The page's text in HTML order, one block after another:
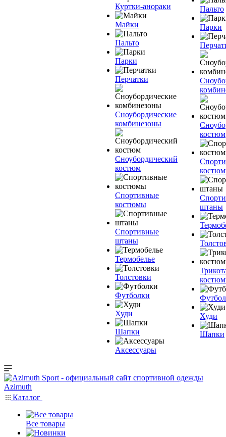
Куртки-анораки
Майки
Пальто
Парки
Перчатки
Сноубордические
комбинезоны
Сноубордический
костюм
Спортивные
костюмы
Спортивные
штаны
Термобелье
Толстовки
Футболки
Худи
Шапки
Аксессуары
Пальто
Парки
костюм
штаны
Худи
Шапки
Каталог
Все товары